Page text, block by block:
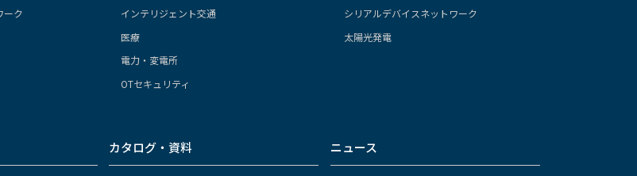
ーク
インテリジェント交通
医療
電力・変電所
OTセキュリティ
シリアルデバイスネットワーク
太陽光発電
カタログ・資料 ニュース